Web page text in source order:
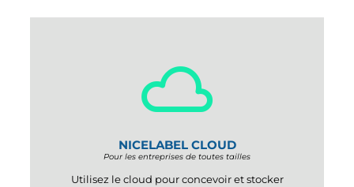
NICELABEL CLOUD
Pour les entreprises de toutes tailles
Utilisez le cloud pour concevoir et stocker